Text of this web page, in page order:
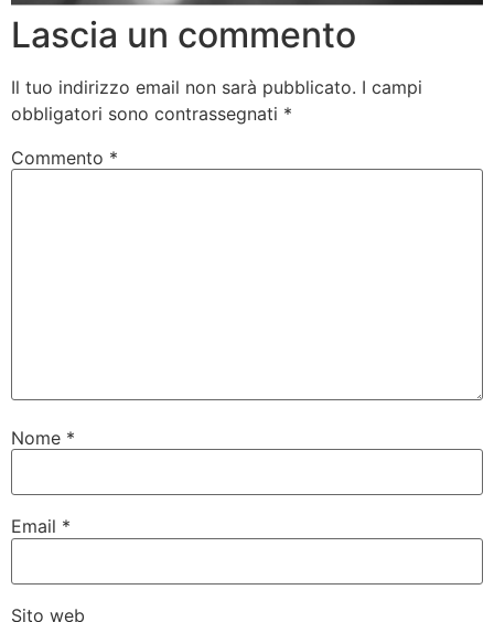
Lascia un commento
Il tuo indirizzo email non sarà pubblicato. I campi
obbligatori sono contrassegnati *
Commento *
Nome *
Email *
Sito web